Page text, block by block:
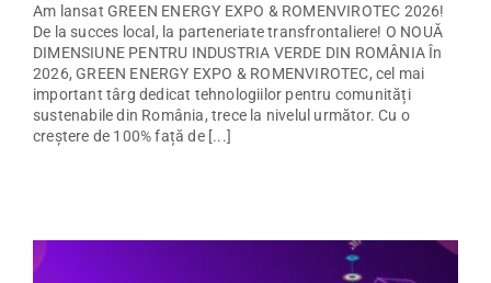
Am lansat GREEN ENERGY EXPO & ROMENVIROTEC 2026!
De la succes local, la parteneriate transfrontaliere! O NOUĂ
DIMENSIUNE PENTRU INDUSTRIA VERDE DIN ROMÂNIA În
2026, GREEN ENERGY EXPO & ROMENVIROTEC, cel mai
important târg dedicat tehnologiilor pentru comunități
sustenabile din România, trece la nivelul următor. Cu o
creștere de 100% față de [...]